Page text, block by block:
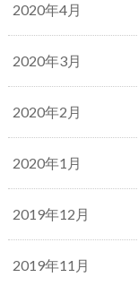
2020年4月
2020年3月
2020年2月
2020年1月
2019年12月
2019年11月